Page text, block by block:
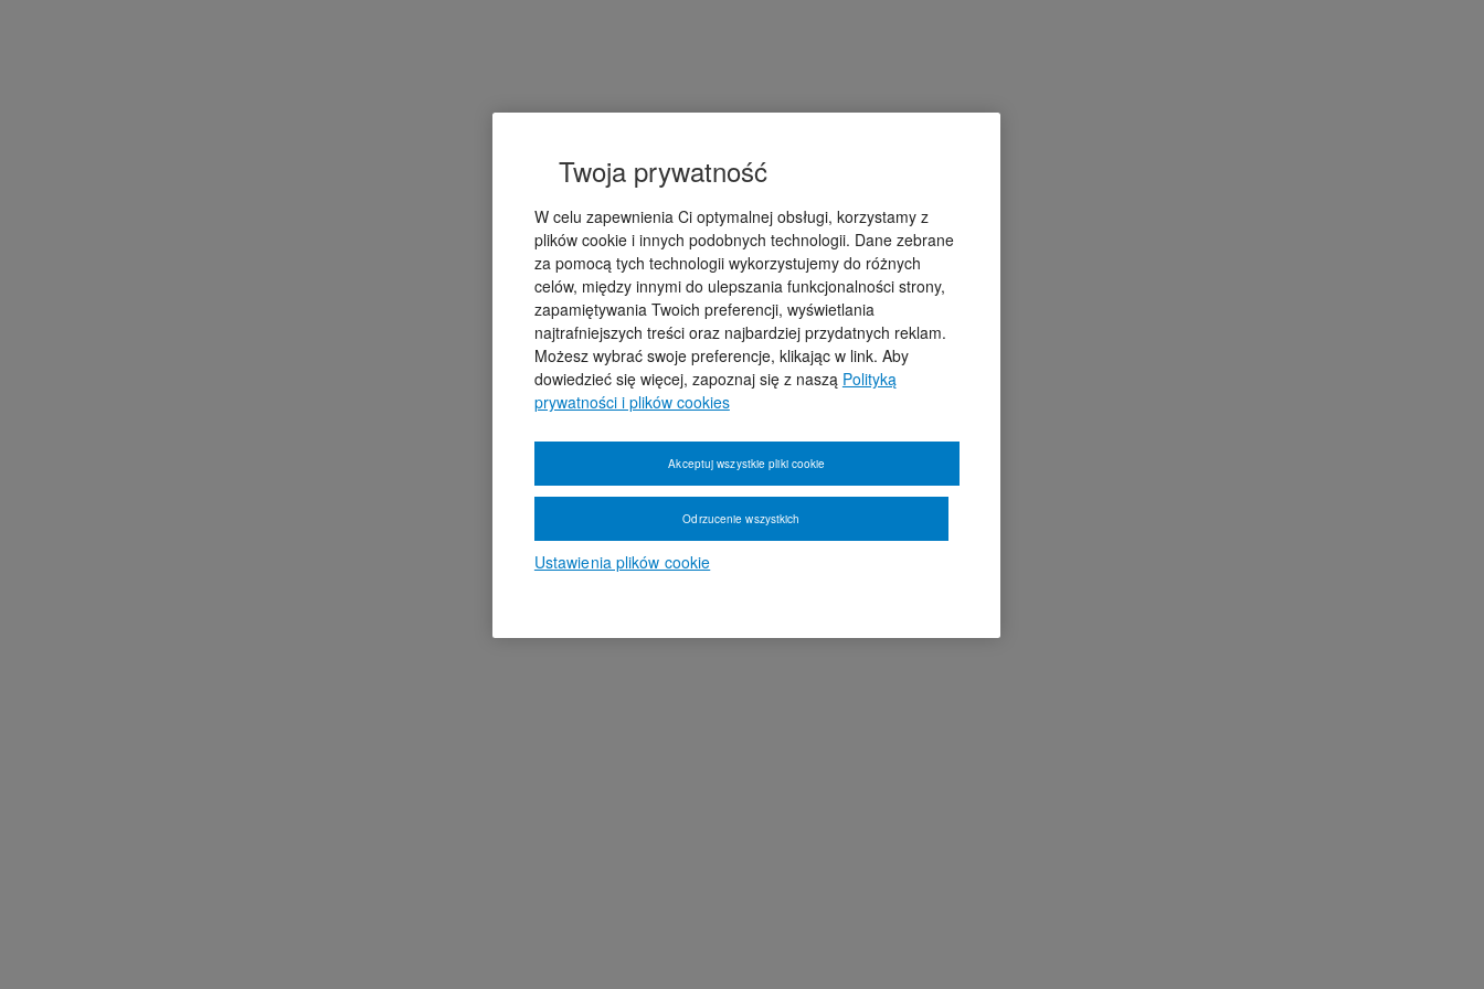
Twoja prywatność
W celu zapewnienia Ci optymalnej obsługi, korzystamy z
plików cookie i innych podobnych technologii. Dane zebrane
za pomocą tych technologii wykorzystujemy do różnych
celów, między innymi do ulepszania funkcjonalności strony,
zapamiętywania Twoich preferencji, wyświetlania
najtrafniejszych treści oraz najbardziej przydatnych reklam.
Możesz wybrać swoje preferencje, klikając w link. Aby
dowiedzieć się więcej, zapoznaj się z naszą Polityką
prywatności i plików cookies
Ustawienia plików cookie
Odrzucenie wszystkich
Akceptuj wszystkie pliki cookie